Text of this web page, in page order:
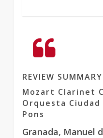
REVIEW
Mozart Clarinet
Orquesta Ciudad
Pons
Granada, Manuel